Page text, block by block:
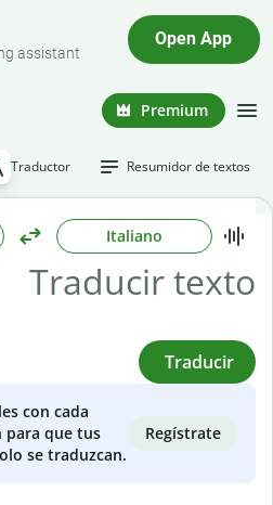
assistant
Open App
Premium
Traductor Resumidor de textos
Italiano
Traducir
con cada
para que tus
se traduzcan.
Regístrate